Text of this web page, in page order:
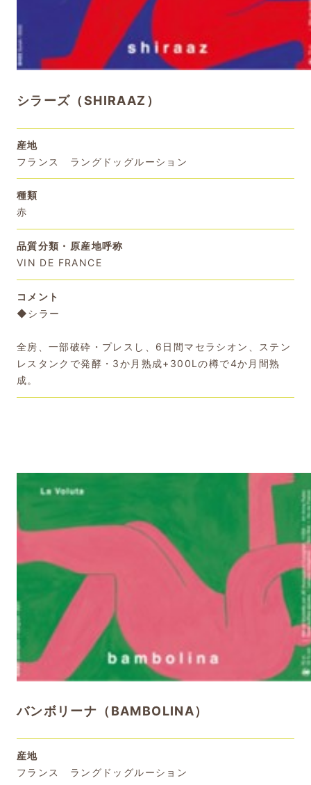
シラーズ（SHIRAAZ）
産地
フランス ラングドッグルーション
種類
赤
品質分類・原産地呼称
VIN DE FRANCE
コメント
◆シラー
全房、一部破砕・プレスし、6日間マセラシオン、ステン
レスタンクで発酵・3か月熟成+300Lの樽で4か月間熟
成。
バンボリーナ（BAMBOLINA）
産地
フランス ラングドッグルーション